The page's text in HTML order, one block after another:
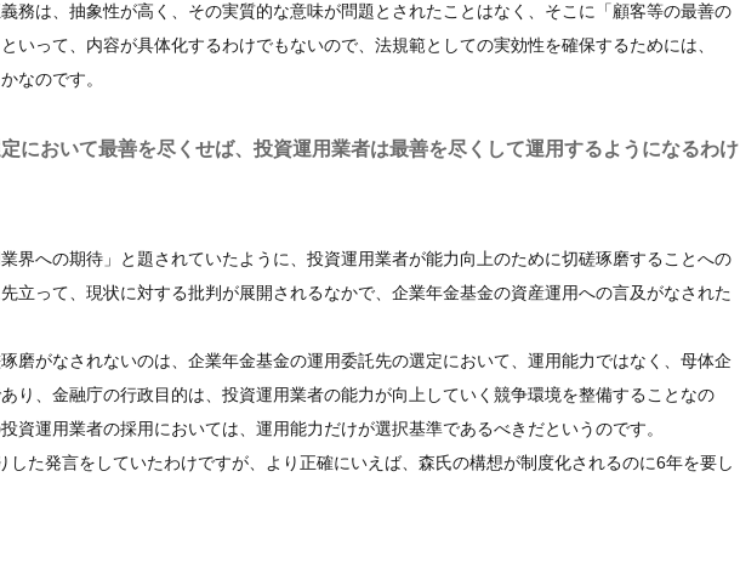
務は、抽象性が高く、その実質的な意味が問題とされたことはなく、そこに「顧客等の最善の
いって、内容が具体化するわけでもないので、法規範としての実効性を確保するためには、
なのです。
において最善を尽くせば、投資運用業者は最善を尽くして運用するようになるわけ
界への期待」と題されていたように、投資運用業者が能力向上のために切磋琢磨することへの
立って、現状に対する批判が展開されるなかで、企業年金基金の資産運用への言及がなされた
磨がなされないのは、企業年金基金の運用委託先の選定において、運用能力ではなく、母体企
り、金融庁の行政目的は、投資運用業者の能力が向上していく競争環境を整備することなの
資運用業者の採用においては、運用能力だけが選択基準であるべきだというのです。
た発言をしていたわけですが、より正確にいえば、森氏の構想が制度化されるのに6年を要し